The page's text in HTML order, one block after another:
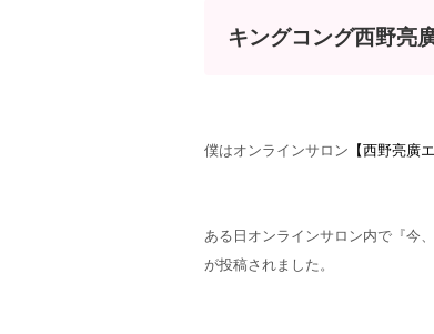
キングコング西野亮
僕はオンラインサロン 【西野亮廣
ある日オンラインサロン内で『今
が投稿されました。